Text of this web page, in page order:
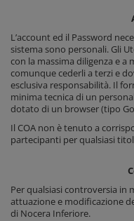
L’account ed il Password
sistema sono personali. Gli
con la massima diligenza e
comunque cederli a terzi e
esclusiva responsabilità. Il
minima tecnica di un
dotato di un browser (tipo
Il COA non è tenuto a
partecipanti per qualsiasi
Per qualsiasi controversia in
attuazione e modificazione
di Nocera Inferiore.